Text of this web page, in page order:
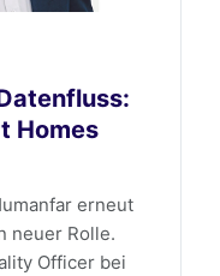
Homes
erneut
neuer Rolle.
Officer bei